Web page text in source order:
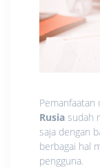
Pemanfaatan
Rusia sudah
saja dengan
berbagai hal
pengguna.